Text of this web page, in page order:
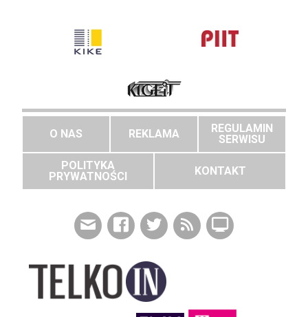
O NAS REKLAMA
REGULAMIN
SERWISU
POLITYKA
PRYWATNOŚCI
KONTAKT